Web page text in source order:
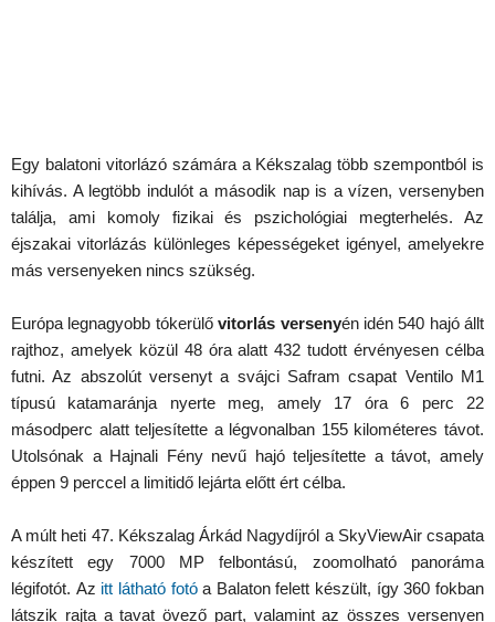
Egy balatoni vitorlázó számára a Kékszalag több szempontból is
kihívás. A legtöbb indulót a második nap is a vízen, versenyben
találja, ami komoly fizikai és pszichológiai megterhelés. Az
éjszakai vitorlázás különleges képességeket igényel, amelyekre
más versenyeken nincs szükség.
Európa legnagyobb tókerülővitorlás versenyén idén 540 hajó állt
rajthoz, amelyek közül 48 óra alatt 432 tudott érvényesen célba
futni. Az abszolút versenyt a svájci Safram csapat Ventilo M1
típusú katamaránja nyerte meg, amely 17 óra 6 perc 22
másodperc alatt teljesítette a légvonalban 155 kilométeres távot.
Utolsónak a Hajnali Fény nevű hajó teljesítette a távot, amely
éppen 9 perccel a limitidő lejárta előtt ért célba.
A múlt heti 47. Kékszalag Árkád Nagydíjról a SkyViewAir csapata
készített egy 7000 MP felbontású, zoomolható panoráma
légifotót. Az itt látható fotóa Balaton felett készült, így 360 fokban
látszik rajta a tavat övező part, valamint az összes versenyen